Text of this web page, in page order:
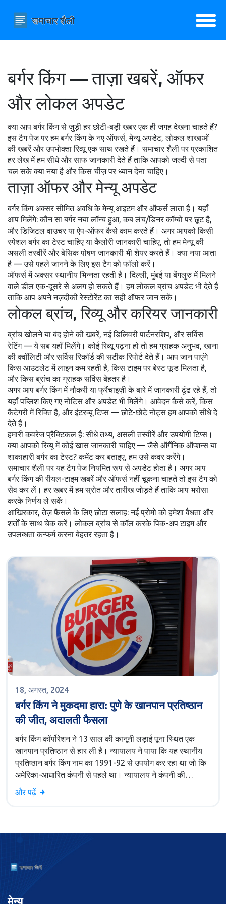
बर्गर किंग — ताज़ा खबरें, ऑफर
और लोकल अपडेट
क्या आप बर्गर किंग से जुड़ी हर छोटी-बड़ी खबर एक ही जगह देखना चाहते हैं?
इस टैग पेज पर हम बर्गर किंग के नए ऑफर्स, मेन्यू अपडेट, लोकल शाखाओं
की खबरें और उपभोक्ता रिव्यू एक साथ रखते हैं। समाचार शैली पर प्रकाशित
हर लेख में हम सीधे और साफ जानकारी देते हैं ताकि आपको जल्दी से पता
चल सके क्या नया है और किस चीज़ पर ध्यान देना चाहिए।
ताज़ा ऑफर और मेन्यू अपडेट
बर्गर किंग अक्सर सीमित अवधि के मेन्यू आइटम और ऑफर्स लाता है। यहाँ
आप मिलेंगे: कौन सा बर्गर नया लॉन्च हुआ, कब लंच/डिनर कॉम्बो पर छूट है,
और डिजिटल वाउचर या ऐप-ऑफर कैसे काम करते हैं। अगर आपको किसी
स्पेशल बर्गर का टेस्ट चाहिए या कैलोरी जानकारी चाहिए, तो हम मेन्यू की
असली तस्वीरें और बेसिक पोषण जानकारी भी शेयर करते हैं। क्या नया आता
है — उसे पहले जानने के लिए इस टैग को फॉलो करें।
ऑफर्स में अक्सर स्थानीय भिन्नता रहती है। दिल्ली, मुंबई या बेंगलुरु में मिलने
वाले डील एक-दूसरे से अलग हो सकते हैं। हम लोकल ब्रांच अपडेट भी देते हैं
ताकि आप अपने नज़दीकी रेस्टोरेंट का सही ऑफर जान सकें।
लोकल ब्रांच, रिव्यू और करियर जानकारी
ब्रांच खोलने या बंद होने की खबरें, नई डिलिवरी पार्टनरशिप, और सर्विस
रेटिंग — ये सब यहाँ मिलेंगे। कोई रिव्यू पढ़ना हो तो हम ग्राहक अनुभव, खाना
की क्वॉलिटी और सर्विस रिकॉर्ड की सटीक रिपोर्ट देते हैं। आप जान पाएंगे
किस आउटलेट में लाइन कम रहती है, किस टाइम पर बेस्ट फूड मिलता है,
और किस ब्रांच का ग्राहक सर्विस बेहतर है।
अगर आप बर्गर किंग में नौकरी या फ्रैंचाइज़ी के बारे में जानकारी ढूंढ रहे हैं, तो
यहाँ पब्लिश किए गए नोटिस और अपडेट भी मिलेंगे। आवेदन कैसे करें, किस
कैटेगरी में रिक्ति है, और इंटरव्यू टिप्स — छोटे-छोटे नोट्स हम आपको सीधे दे
देते हैं।
हमारी कवरेज प्रैक्टिकल है: सीधे तथ्य, असली तस्वीरें और उपयोगी टिप्स।
क्या आपको रिव्यू में कोई खास जानकारी चाहिए — जैसे ऑर्गैनिक ऑप्शन्स या
शाकाहारी बर्गर का टेस्ट? कमेंट कर बताइए, हम उसे कवर करेंगे।
समाचार शैली पर यह टैग पेज नियमित रूप से अपडेट होता है। अगर आप
बर्गर किंग की रीयल-टाइम खबरें और ऑफर्स नहीं चूकना चाहते तो इस टैग को
सेव कर लें। हर खबर में हम स्रोत और तारीख जोड़ते हैं ताकि आप भरोसा
करके निर्णय ले सकें।
आखिरकार, तेज़ फैसले के लिए छोटा सलाह: नई प्रोमो को हमेशा वैधता और
शर्तों के साथ चेक करें। लोकल ब्रांच से कॉल करके पिक-अप टाइम और
उपलब्धता कन्फर्म करना बेहतर रहता है।
18, अगस्त, 2024
बर्गर किंग ने मुकदमा हारा: पुणे के खानपान प्रतिष्ठान
की जीत, अदालती फैसला
बर्गर किंग कॉर्पोरेशन ने 13 साल की कानूनी लड़ाई पूना स्थित एक
खानपान प्रतिष्ठान से हार ली है। न्यायालय ने पाया कि यह स्थानीय
प्रतिष्ठान बर्गर किंग नाम का 1991-92 से उपयोग कर रहा था जो कि
अमेरिका-आधारित कंपनी से पहले था। न्यायालय ने कंपनी की
ट्रेडमार्क उल्लंघन के दावे को खारिज करते हुए इसे जारी रखने की
अनुमति दी।
और पढ़ें
मेन्यू